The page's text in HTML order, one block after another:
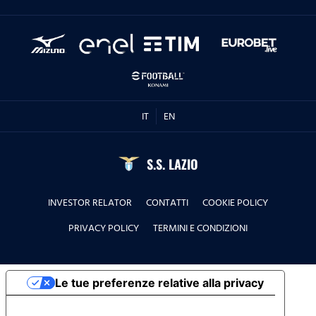
IT EN
S.S. LAZIO
INVESTOR RELATOR CONTATTI
COOKIE POLICY
PRIVACY POLICY
TERMINI E CONDIZIONI
Le tue preferenze relative alla privacy